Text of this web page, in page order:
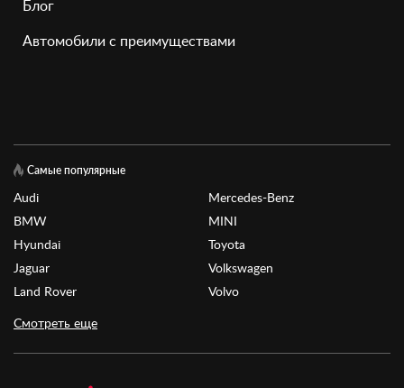
Блог
Автомобили с преимуществами
Самые популярные
Audi
BMW
Hyundai
Jaguar
Land Rover
Mercedes-Benz
MINI
Toyota
Volkswagen
Volvo
Смотреть еще